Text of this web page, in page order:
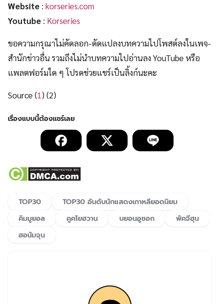
Website : korseries.com
Youtube : Korseries
ขอความกรุณาไม่คัดลอก-ดัดแปลงบทความไปโพสต์ลงในเพจ-
สำนักข่าวอื่น รวมถึงไม่นำบทความไปอ่านลง YouTube หรือ
แพลตฟอร์มใด ๆ โปรดช่วยแชร์เป็นลิ้งก์นะคะ
Source (1) (2)
TOP30
TOP30 อันดับนักแสดงเกาหลียอดนิยม
คิมมูยอล
คูคโยฮวาน บยอนอูซอก
พัคจีฮุน
ฮอนัมจุน